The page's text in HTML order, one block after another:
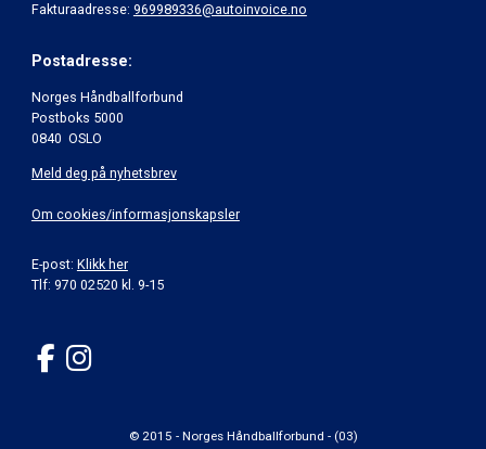
Fakturaadresse: 969989336@autoinvoice.no
Postadresse:
Norges Håndballforbund
Postboks 5000
0840 OSLO
Meld deg på nyhetsbrev
Om cookies/informasjonskapsler
E-post: Klikk her
Tlf: 970 02520 kl. 9-15
© 2015 - Norges Håndballforbund - (03)